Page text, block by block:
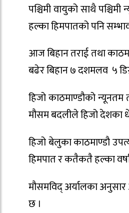
पश्चिमी वायुको साथै
हल्का हिमपातको पनि
आज बिहान तराई तथा
बढेर बिहान ७ दशमलव ५
हिजो काठमाण्डौको
मौसम बदलीले हिजो देशका
हिजो बेलुका काठमाण्डौ
हिमपात र कतैकतै हल्का
मौसमविद् अर्यालका
छ ।